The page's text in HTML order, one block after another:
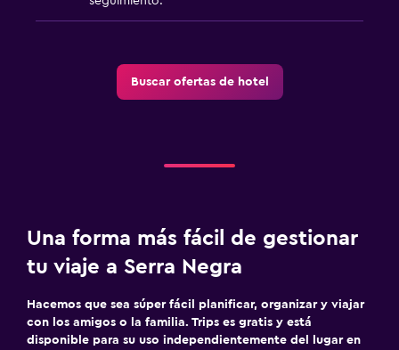
Buscar ofertas de hotel
Una forma más fácil de gestionar
tu viaje a Serra Negra
Hacemos que sea súper fácil planificar, organizar y viajar
con los amigos o la familia. Trips es gratis y está
disponible para su uso independientemente del lugar en